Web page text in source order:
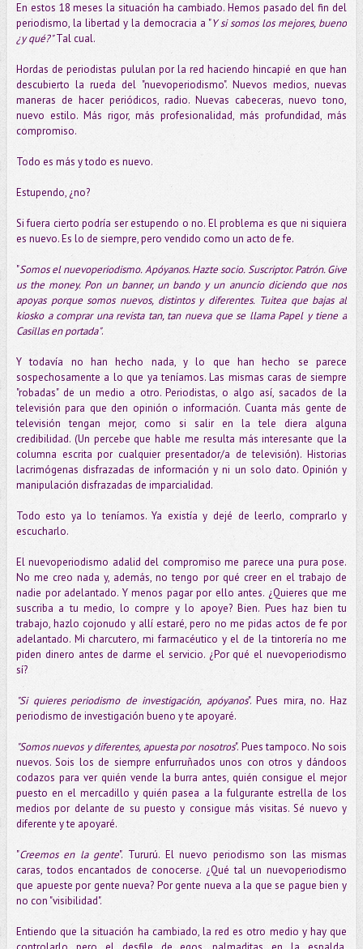
En estos 18 meses la situación ha cambiado. Hemos pasado del fin del
periodismo, la libertad y la democracia a "Y si somos los mejores, bueno
¿y qué?"Tal cual.
Hordas de periodistas pululan por la red haciendo hincapié en que han
descubierto la rueda del "nuevoperiodismo". Nuevos medios, nuevas
maneras de hacer periódicos, radio. Nuevas cabeceras, nuevo tono,
nuevo estilo. Más rigor, más profesionalidad, más profundidad, más
compromiso.
Todo es más y todo es nuevo.
Estupendo, ¿no?
Si fuera cierto podría ser estupendo o no. El problema es que ni siquiera
es nuevo. Es lo de siempre, pero vendido como un acto de fe.
"Somos el nuevoperiodismo. Apóyanos. Hazte socio. Suscriptor. Patrón. Give
us the money. Pon un banner, un bando y un anuncio diciendo que nos
apoyas porque somos nuevos, distintos y diferentes. Tuitea que bajas al
kiosko a comprar una revista tan, tan nueva que se llama Papel y tiene a
Casillas en portada".
Y todavía no han hecho nada, y lo que han hecho se parece
sospechosamente a lo que ya teníamos. Las mismas caras de siempre
"robadas" de un medio a otro. Periodistas, o algo así, sacados de la
televisión para que den opinión o información. Cuanta más gente de
televisión tengan mejor, como si salir en la tele diera alguna
credibilidad. (Un percebe que hable me resulta más interesante que la
columna escrita por cualquier presentador/a de televisión). Historias
lacrimógenas disfrazadas de información y ni un solo dato. Opinión y
manipulación disfrazadas de imparcialidad.
Todo esto ya lo teníamos. Ya existía y dejé de leerlo, comprarlo y
escucharlo.
El nuevoperiodismo adalid del compromiso me parece una pura pose.
No me creo nada y, además, no tengo por qué creer en el trabajo de
nadie por adelantado. Y menos pagar por ello antes. ¿Quieres que me
suscriba a tu medio, lo compre y lo apoye? Bien. Pues haz bien tu
trabajo, hazlo cojonudo y allí estaré, pero no me pidas actos de fe por
adelantado. Mi charcutero, mi farmacéutico y el de la tintorería no me
piden dinero antes de darme el servicio. ¿Por qué el nuevoperiodismo
sí?
"Si quieres periodismo de investigación, apóyanos". Pues mira, no. Haz
periodismo de investigación bueno y te apoyaré.
"Somos nuevos y diferentes, apuesta por nosotros". Pues tampoco. No sois
nuevos. Sois los de siempre enfurruñados unos con otros y dándoos
codazos para ver quién vende la burra antes, quién consigue el mejor
puesto en el mercadillo y quién pasea a la fulgurante estrella de los
medios por delante de su puesto y consigue más visitas. Sé nuevo y
diferente y te apoyaré.
"Creemos en la gente". Tururú. El nuevo periodismo son las mismas
caras, todos encantados de conocerse. ¿Qué tal un nuevoperiodismo
que apueste por gente nueva? Por gente nueva a la que se pague bien y
no con "visibilidad".
Entiendo que la situación ha cambiado, la red es otro medio y hay que